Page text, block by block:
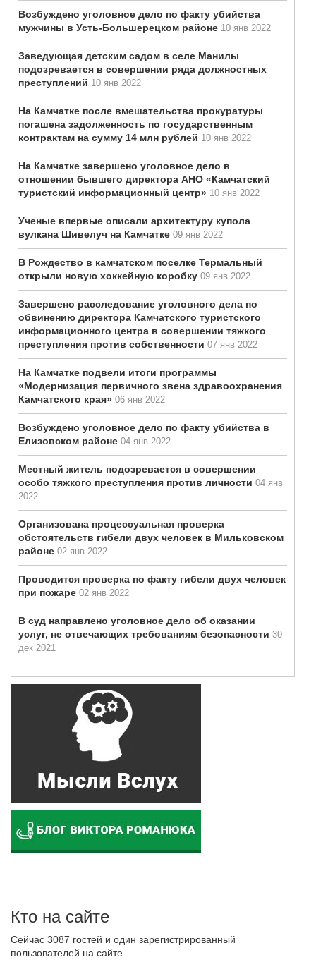
Возбуждено уголовное дело по факту убийства
мужчины в Усть-Большерецком районе 10 янв 2022
Заведующая детским садом в селе Манилы
подозревается в совершении ряда должностных
преступлений 10 янв 2022
На Камчатке после вмешательства прокуратуры
погашена задолженность по государственным
контрактам на сумму 14 млн рублей 10 янв 2022
На Камчатке завершено уголовное дело в
отношении бывшего директора АНО «Камчатский
туристский информационный центр» 10 янв 2022
Ученые впервые описали архитектуру купола
вулкана Шивелуч на Камчатке 09 янв 2022
В Рождество в камчатском поселке Термальный
открыли новую хоккейную коробку 09 янв 2022
Завершено расследование уголовного дела по
обвинению директора Камчатского туристского
информационного центра в совершении тяжкого
преступления против собственности 07 янв 2022
На Камчатке подвели итоги программы
«Модернизация первичного звена здравоохранения
Камчатского края» 06 янв 2022
Возбуждено уголовное дело по факту убийства в
Елизовском районе 04 янв 2022
Местный житель подозревается в совершении
особо тяжкого преступления против личности 04 янв
2022
Организована процессуальная проверка
обстоятельств гибели двух человек в Мильковском
районе 02 янв 2022
Проводится проверка по факту гибели двух человек
при пожаре 02 янв 2022
В суд направлено уголовное дело об оказании
услуг, не отвечающих требованиям безопасности 30
дек 2021
Кто на сайте
Сейчас 3087 гостей и один зарегистрированный
пользователей на сайте